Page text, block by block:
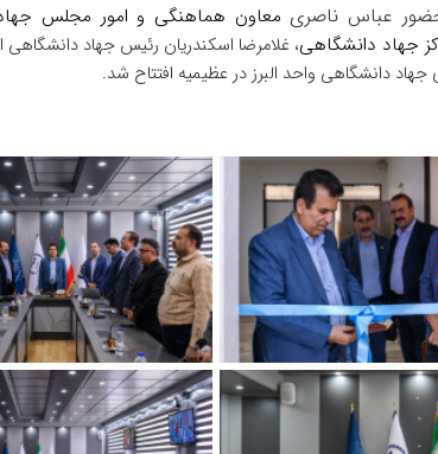
عباس ناصری معاون هماهنگی و امور مجلس
جهاد دانشگاهی، غلامرضا اسکندریان رئیس جهاد دانشگاهی
دانشگاهی واحد البرز در عظیمیه افتتاح شد.